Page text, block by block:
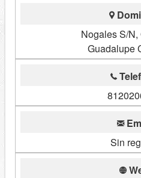
Nogales S/
Guadalupe
Sin